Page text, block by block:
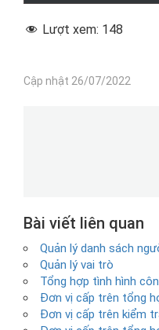
Lượt xem: 148
Cập nhật 26/07/2022
Bài viết liên quan
Quản lý danh sách
Quản lý vai trò
Tổng hợp tình hình
Đơn vị cấp trên tổng
Đơn vị cấp trên kiểm